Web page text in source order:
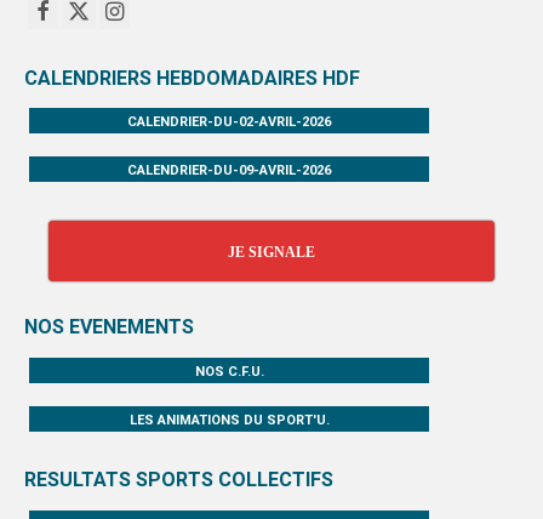
CALENDRIERS HEBDOMADAIRES HDF
CALENDRIER-DU-02-AVRIL-2026
CALENDRIER-DU-09-AVRIL-2026
JE SIGNALE
NOS EVENEMENTS
NOS C.F.U.
LES ANIMATIONS DU SPORT'U.
RESULTATS SPORTS COLLECTIFS